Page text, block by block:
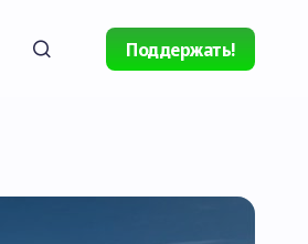
Поддержать!